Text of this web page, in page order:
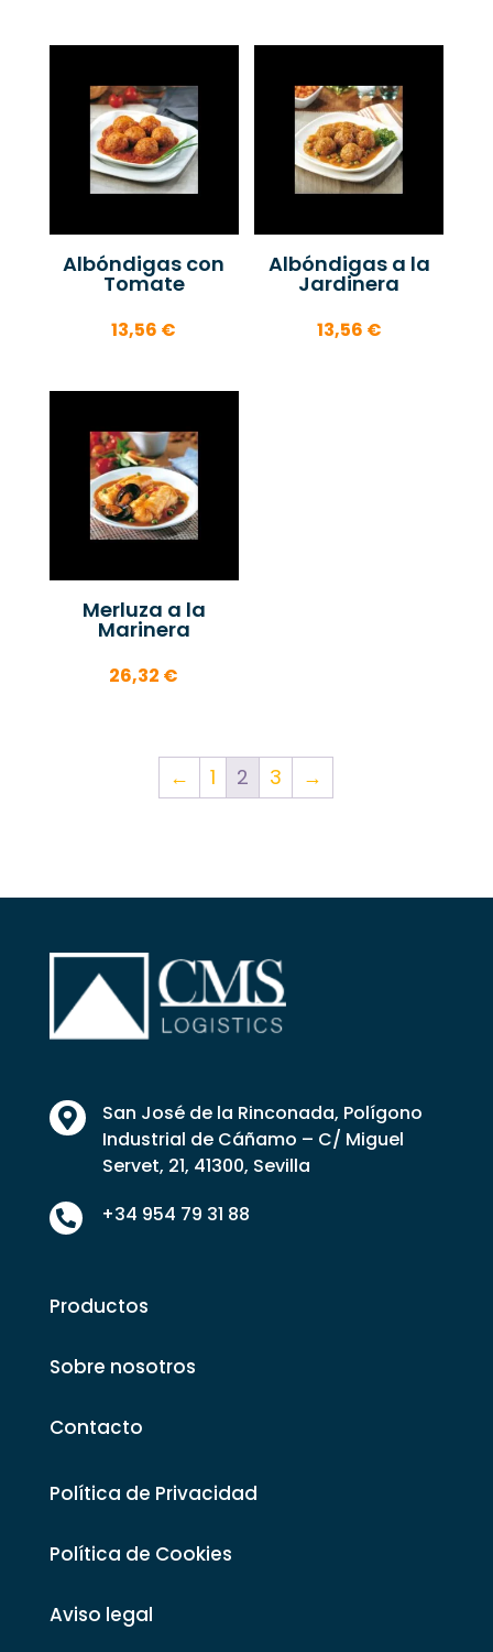
Albóndigas con
Tomate
13,56 €
Albóndigas a la
Jardinera
13,56 €
Merluza a la
Marinera
26,32 €
← 1 2 3 →

San José de la Rinconada, Polígono
Industrial de Cáñamo – C/ Miguel
Servet, 21, 41300, Sevilla
 +34 954 79 31 88
Productos
Sobre nosotros
Contacto
Política de Privacidad
Política de Cookies
Aviso legal